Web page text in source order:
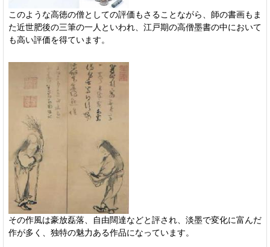
このような高徳の僧としての評価もさることながら、師の書画もま
た近世肥後の三筆の一人といわれ、江戸期の高僧墨書の中において
も高い評価を得ています。
その作風は豪放磊落、自由闊達などと評され、淡墨で変化に富んだ
作が多く、独特の魅力ある作品になっています。